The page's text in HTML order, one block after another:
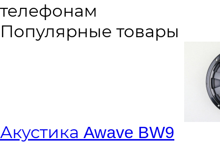
телефонам
Популярные товары
Акустика Awave BW9